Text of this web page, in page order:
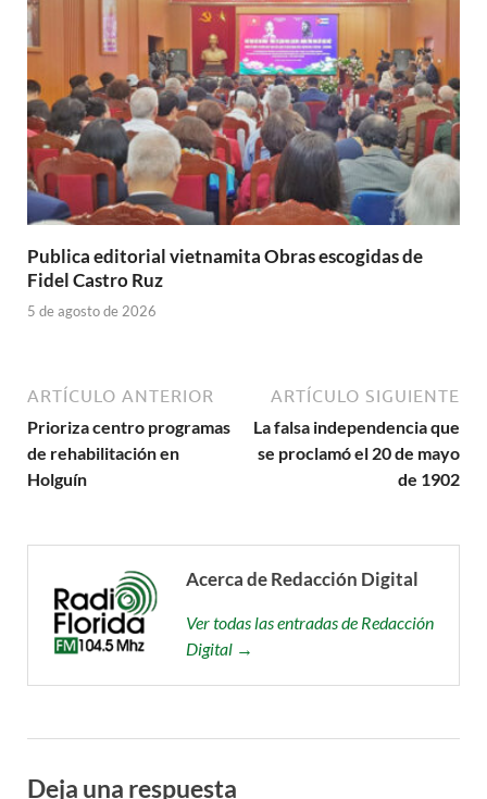
Publica editorial vietnamita Obras escogidas de
Fidel Castro Ruz
5 de agosto de 2026
ARTÍCULO ANTERIOR
Prioriza centro programas
de rehabilitación en
Holguín
ARTÍCULO SIGUIENTE
La falsa independencia que
se proclamó el 20 de mayo
de 1902
Acerca de Redacción Digital
Ver todas las entradas de Redacción
Digital →
Deja una respuesta